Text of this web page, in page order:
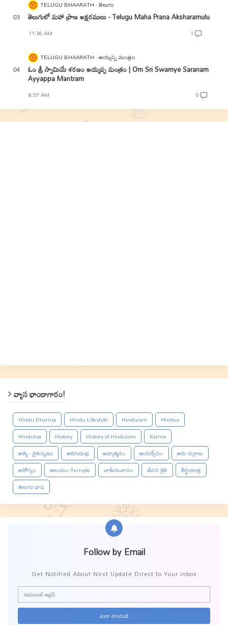
TELUGU BHAARATH తెలుగు
తెలుగులో మహా ప్రాణ అక్షరములు - Telugu Maha Prana Aksharamulu
11:36 AM 1
TELUGU BHAARATH అయ్యప్ప మంత్రం
ఓం శ్రీ స్వామియే శరణం అయ్యప్ప మంత్రం | Om Sri Swamye Saranam
Ayyappa Mantram
8:57 AM 0
వ్యాస భాండాగారం!
Hindu Dharma Hindu Lifestyle Hinduism
Hindus
Hindutva
History History of Hinduism
Karma
ఆత్మ - చైతన్యము
ఆదిగురువు ఆధ్యాత్మికం ఆయర్వేదం
ఆరు చక్రాలు
ఆరోగ్యం
ఆలయం-Temple జాతీయవాదం జీవన శైలి
తీర్థయాత్ర
తెలుగు భాష
Follow by Email
Get Notified About Next Update Direct to Your inbox